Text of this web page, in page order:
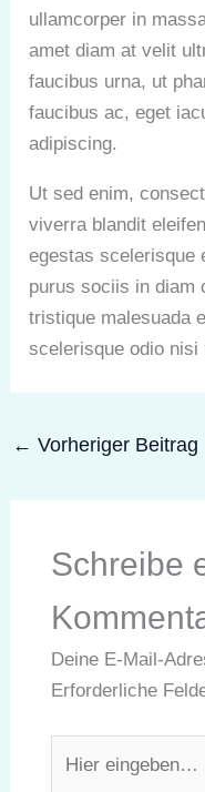
ullamcorper in
amet diam at velit
faucibus urna, ut
faucibus ac, eget
adipiscing.
Ut sed enim,
viverra blandit
egestas scelerisque
purus sociis in diam
tristique malesuada
scelerisque odio nisi
← Vorheriger Beitrag
Schreibe
Deine E-Mail-
Erforderliche
eingeben…